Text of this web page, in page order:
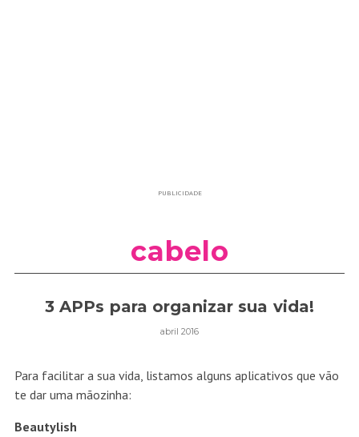
PUBLICIDADE
cabelo
3 APPs para organizar sua vida!
abril 2016
Para facilitar a sua vida, listamos alguns aplicativos que vão
te dar uma mãozinha:
Beautylish